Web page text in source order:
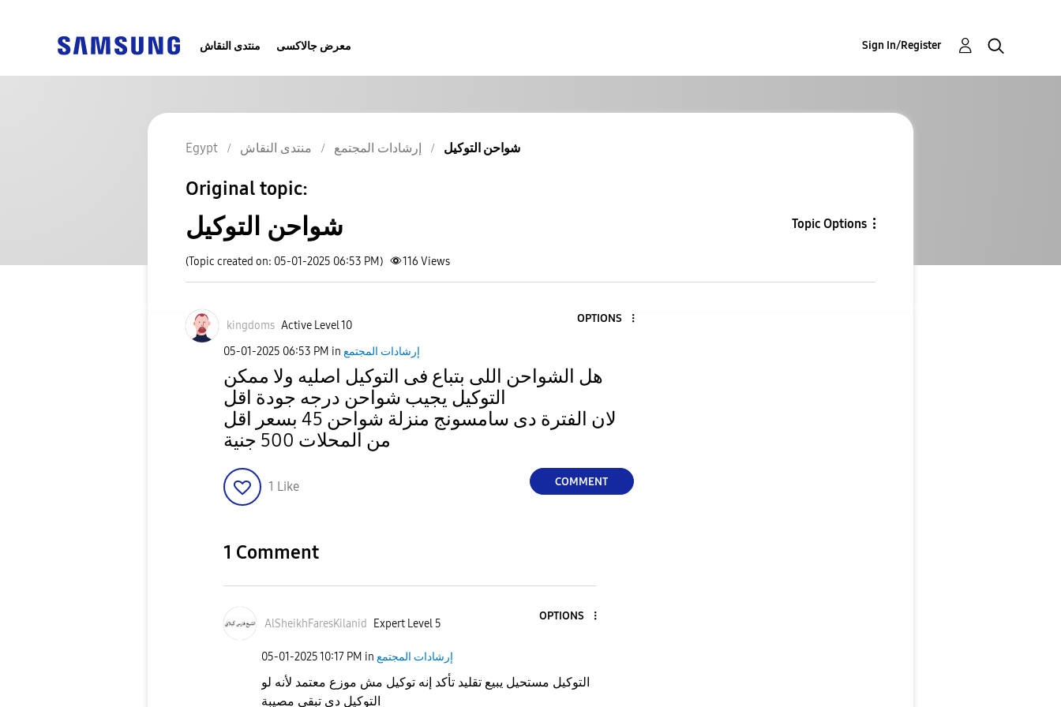
منتدى النقاش معرض جالاكسى Sign In/Register
Egypt منتدى النقاش إرشادات المجتمع شواحن التوكيل
Original topic:
شواحن التوكيل Topic Options
(Topic created on: 05-01-2025 06:53 PM) 116 Views
kingdoms Active Level 10
OPTIONS
‎05-01-2025 06:53 PM in إرشادات المجتمع
هل الشواحن اللى بتباع فى التوكيل اصليه ولا ممكن
التوكيل يجيب شواحن درجه جودة اقل
لان الفترة دى سامسونج منزلة شواحن 45 بسعر اقل
1 Like COMMENT
1 Comment
AlSheikhFaresKilanid Expert Level 5
OPTIONS
‎05-01-202510:17 PM in إرشادات المجتمع
التوكيل مستحيل يبيع تقليد تأكد إنه توكيل مش موزع معتمد لأنه لو
التوكيل دي تبقى مصيبة